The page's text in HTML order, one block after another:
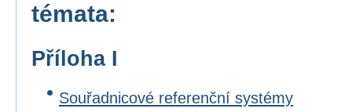
témata:
Příloha I
Souřadnicové referenční systémy